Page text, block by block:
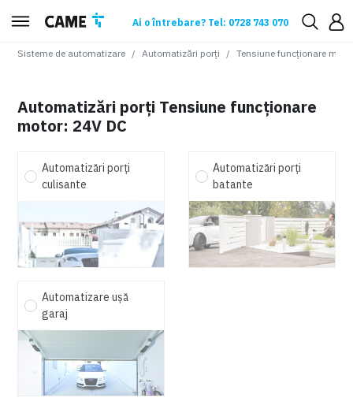
Ai o întrebare? Tel: 0728 743 070
Sisteme de automatizare Automatizări porți Tensiune funcționare
Automatizări porți Tensiune funcționare
motor: 24V DC
Automatizări porți
culisante
Automatizări porți
batante
Automatizare ușă
garaj